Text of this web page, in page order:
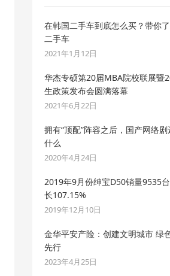
在韩国二手车到底怎么买？带你
二手车
2021年1月12日
华杰专硕第20届MBA院校联展暨
生政策发布会圆满落幕
2021年6月22日
拥有“顶配”阵容之后，国产网络
什么
2020年4月24日
2019年9月份绅宝D50销量9535
长107.15%
2019年12月10日
金华平安产险：创建文明城市 绿
先行
2023年4月25日